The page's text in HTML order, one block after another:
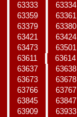
63333
63334
63359
63361
63379
63380
63421
63424
63473
63501
63611
63614
63637
63638
63673
63678
63766
63767
63845
63847
63909
63933